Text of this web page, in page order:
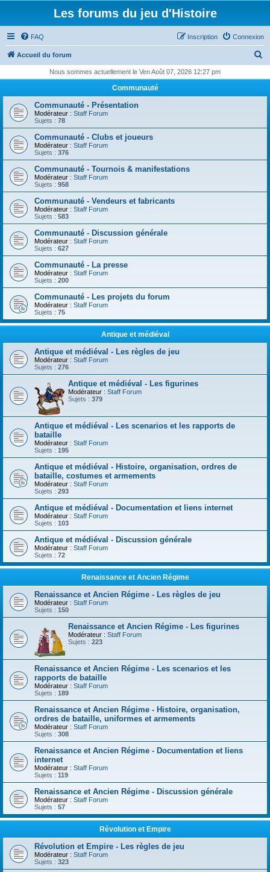
Les forums du jeu d'Histoire
FAQ Connexion
Inscription
Accueil du forum
h
r
Nous sommes actuellement le Ven Août 07, 2026 12:27 pm
Communauté
Communauté - Présentation
Modérateur : Staff Forum
Sujets : 78
Communauté - Clubs et joueurs
Modérateur : Staff Forum
Sujets : 376
Communauté - Tournois & manifestations
Modérateur : Staff Forum
Sujets : 958
Communauté - Vendeurs et fabricants
Modérateur : Staff Forum
Sujets : 583
Communauté - Discussion générale
Modérateur : Staff Forum
Sujets : 627
Communauté - La presse
Modérateur : Staff Forum
Sujets : 200
Communauté - Les projets du forum
Modérateur : Staff Forum
Sujets : 75
Antique et médiéval
Antique et médiéval - Les règles de jeu
Modérateur : Staff Forum
Sujets : 276
Antique et médiéval - Les figurines
Modérateur : Staff Forum
Sujets : 379
Antique et médiéval - Les scenarios et les rapports de
bataille
Modérateur : Staff Forum
Sujets : 195
Antique et médiéval - Histoire, organisation, ordres de
bataille, costumes et armements
Modérateur : Staff Forum
Sujets : 293
Antique et médiéval - Documentation et liens internet
Modérateur : Staff Forum
Sujets : 103
Antique et médiéval - Discussion générale
Modérateur : Staff Forum
Sujets : 72
Renaissance et Ancien Régime
Renaissance et Ancien Régime - Les règles de jeu
Modérateur : Staff Forum
Sujets : 150
Renaissance et Ancien Régime - Les figurines
Modérateur : Staff Forum
Sujets : 223
Renaissance et Ancien Régime - Les scenarios et les
rapports de bataille
Modérateur : Staff Forum
Sujets : 189
Renaissance et Ancien Régime - Histoire, organisation,
ordres de bataille, uniformes et armements
Modérateur : Staff Forum
Sujets : 308
Renaissance et Ancien Régime - Documentation et liens
internet
Modérateur : Staff Forum
Sujets : 119
Renaissance et Ancien Régime - Discussion générale
Modérateur : Staff Forum
Sujets : 57
Révolution et Empire
Révolution et Empire - Les règles de jeu
Modérateur : Staff Forum
Sujets : 323